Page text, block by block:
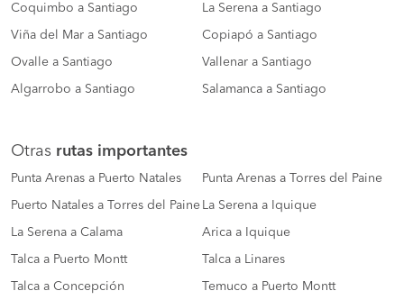
Coquimbo a Santiago La Serena a Santiago
Viña del Mar a Santiago Copiapó a Santiago
Ovalle a Santiago Vallenar a Santiago
Algarrobo a Santiago Salamanca a Santiago
Otras rutas importantes
Punta Arenas a Puerto Natales Punta Arenas a Torres del Paine
Puerto Natales a Torres del Paine La Serena a Iquique
La Serena a Calama Arica a Iquique
Talca a Puerto Montt Talca a Linares
Talca a Concepción Temuco a Puerto Montt